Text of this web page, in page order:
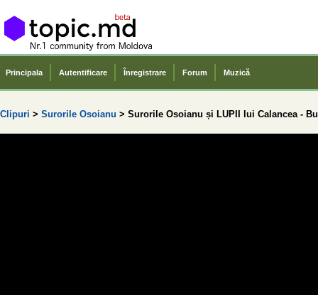
Principala Autentificare Înregistrare Forum Muzică
Clipuri > Surorile Osoianu > Surorile Osoianu și LUPII lui Calancea -